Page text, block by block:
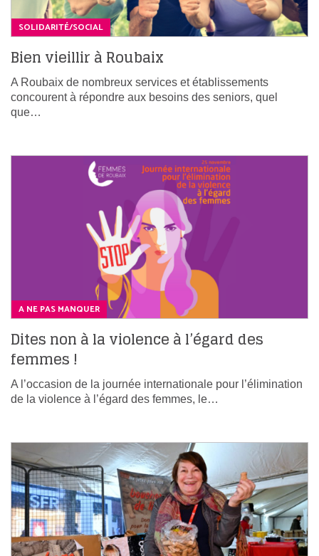
SOLIDARITÉ/SOCIAL
Bien vieillir à Roubaix
A Roubaix de nombreux services et établissements
concourent à répondre aux besoins des seniors, quel
que…
A NE PAS MANQUER
Dites non à la violence à l’égard des
femmes !
A l’occasion de la journée internationale pour l’élimination
de la violence à l’égard des femmes, le…